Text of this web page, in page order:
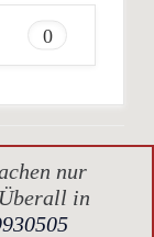
0
nur
in